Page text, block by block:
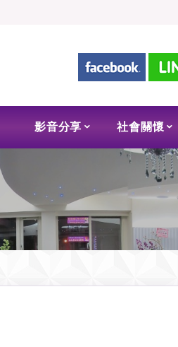
影音分享 社會關懷